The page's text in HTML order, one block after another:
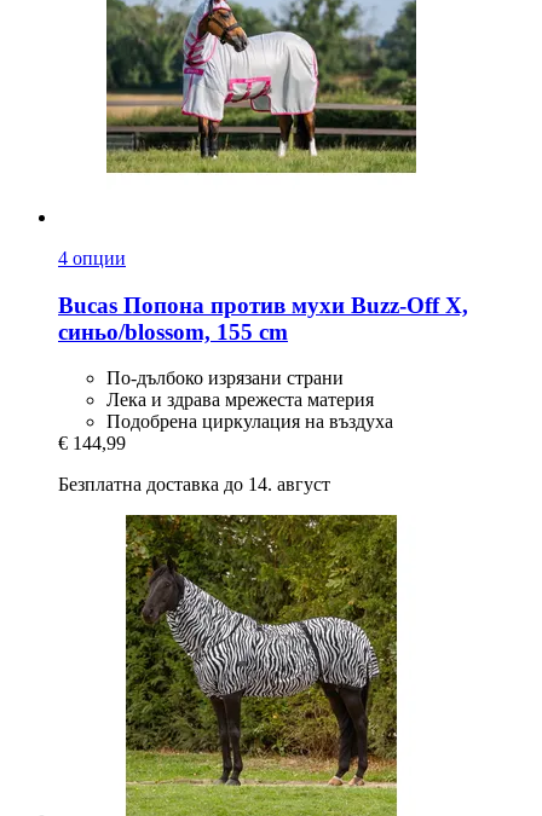
4 опции
Bucas Попона против мухи Buzz-​Off X,
синьо/blossom, 155 cm
По-дълбоко изрязани страни
Лека и здрава мрежеста материя
Подобрена циркулация на въздуха
€ 144,99
Безплатна доставка до 14. август